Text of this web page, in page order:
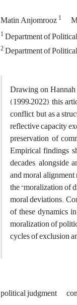
Matin Anjomrooz1
1Department of
2Department of
Drawing on
(1999–2022), this
conflict, but as a
reflective capacity
preservation of
Empirical findings
decades, alongside
and moral
the “moralization of
moral deviations.
of these dynamics
moralization of
cycles of exclusion
political judgment